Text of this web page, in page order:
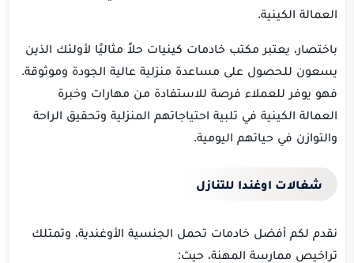
العمالة الكينية.
باختصار، يعتبر مكتب خادمات كينيات حلاً مثاليًا لأولئك الذين
يسعون للحصول على مساعدة منزلية عالية الجودة وموثوقة.
فهو يوفر للعملاء فرصة للاستفادة من مهارات وخبرة
العمالة الكينية في تلبية احتياجاتهم المنزلية وتحقيق الراحة
والتوازن في حياتهم اليومية.
شغالات اوغندا للتنازل
نقدم لكم أفضل خادمات تحمل الجنسية الأوغندية، وتمتلك
تراخيص ممارسة المهنة، حيث: